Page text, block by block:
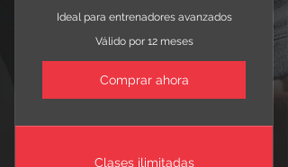
Ideal para entrenadores avanzados
Válido por 12 meses
Comprar ahora
Clases ilimitadas